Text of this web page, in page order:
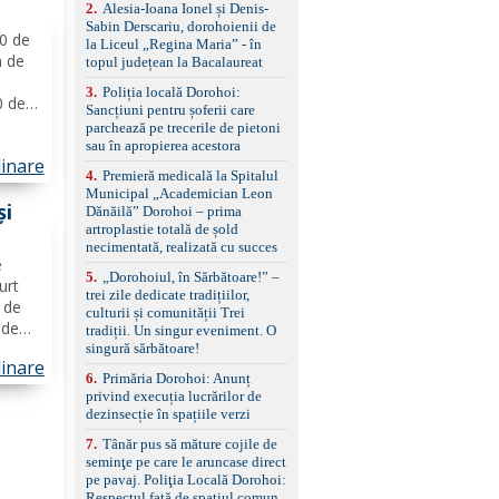
de
de
de
schimbare bandă și
menținere bandă Faruri
bi-xenon adaptive cu
asistent fază lungă
automată , lumini de zi
LED, proiectoare ceață
LED, spălătoare faruri
față/spate, cameră
marșarier Keyless entry
& start, geamuri electrice
față/spate, oglinzi
electrice, încălzite și
rabatabile Sistem hands-
free, Bluetooth, USB
Sistem start/stop, frână
de parcare electrică,
anvelope vară runflat
filtru de particule,
standard Euro 6 Trapă
panoramică, geamuri
remorcare Bonus: -
Covorașe textile montate
pe mașină. -Ofer și un
2. Alesia-Ioana Ionel și Denis-
Sabin Derscariu, dorohoienii de
la Liceul „Regina Maria” - în
topul județean la Bacalaureat
3. Poliția locală Dorohoi:
Sancțiuni pentru șoferii care
parchează pe trecerile de pietoni
sau în apropierea acestora
4. Premieră medicală la Spitalul
Municipal „Academician Leon
Dănăilă” Dorohoi – prima
artroplastie totală de șold
necimentată, realizată cu succes
5.
„Dorohoiul, în Sărbătoare!” –
trei zile dedicate tradițiilor,
culturii și comunității Trei
tradiții. Un singur eveniment. O
singură sărbătoare!
6. Primăria Dorohoi: Anunț
privind execuția lucrărilor de
dezinsecție în spațiile verzi
7. Tânăr pus să măture cojile de
seminţe pe care le aruncase direct
pe pavaj. Poliţia Locală Dorohoi: